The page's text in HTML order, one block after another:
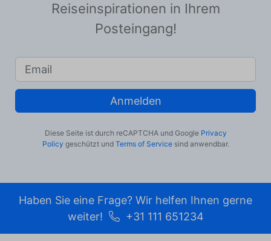
Reiseinspirationen in Ihrem
Posteingang!
Anmelden
Diese Seite ist durch reCAPTCHA und Google Privacy
Policy geschützt und Terms of Servicesind anwendbar.
Haben Sie eine Frage? Wir helfen Ihnen gerne
weiter!
+31 111 651234